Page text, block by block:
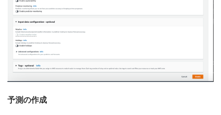
予測の作成